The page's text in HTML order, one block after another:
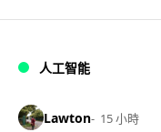
人工智能
Lawton 15 小時